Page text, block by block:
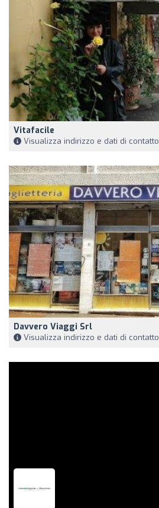
Vitafacile
Visualizza indirizzo e dati di contatto
Davvero Viaggi Srl
Visualizza indirizzo e dati di contatto